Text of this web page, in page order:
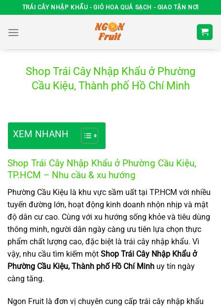
Chuyển
đến
nội
TRÁI CÂY NHẬP KHẨU - GIỎ HOA QUẢ SẠCH - GIAO TẬN NƠI
Shop Trái Cây Nhập Khẩu ở Phường
Cầu Kiệu, Thành phố Hồ Chí Minh
XEM NHANH
Shop Trái Cây Nhập Khẩu ở Phường Cầu Kiệu,
TP.HCM – Nhu cầu & xu hướng
Phường Cầu Kiệu là khu vực sầm uất tại TP.HCM với nhiều
tuyến đường lớn, hoạt động kinh doanh nhộn nhịp và mật
độ dân cư cao. Cùng với xu hướng sống khỏe và tiêu dùng
thông minh, người dân ngày càng ưu tiên lựa chọn thực
phẩm chất lượng cao, đặc biệt là trái cây nhập khẩu. Vì
vậy, nhu cầu tìm kiếm một Shop Trái Cây Nhập Khẩu ở
Phường Cầu Kiệu, Thành phố Hồ Chí Minh uy tín ngày
càng tăng.
Ngon Fruit là đơn vị chuyên cung cấp trái cây nhập khẩu